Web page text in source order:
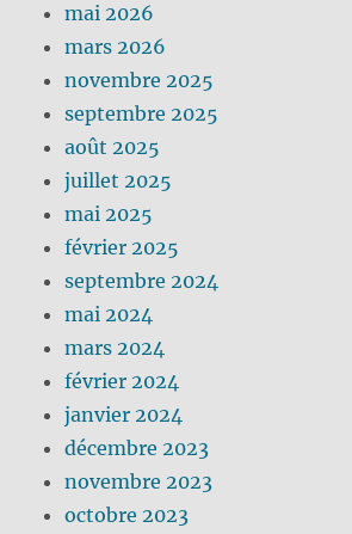
mai 2026
mars 2026
novembre 2025
septembre 2025
août 2025
juillet 2025
mai 2025
février 2025
septembre 2024
mai 2024
mars 2024
février 2024
janvier 2024
décembre 2023
novembre 2023
octobre 2023